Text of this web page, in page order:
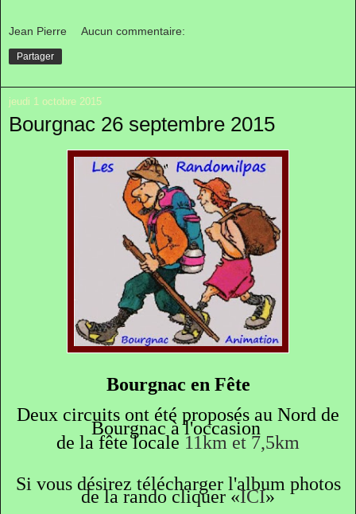
Jean Pierre Aucun commentaire:
Partager
jeudi 1 octobre 2015
Bourgnac 26 septembre 2015
Bourgnac en Fête
Deux circuits ont été proposés au Nord de
Bourgnac à l'occasion
de la fête locale 11km et 7,5km
Si vous désirez télécharger l'album photos
de larando cliquer «ICI»